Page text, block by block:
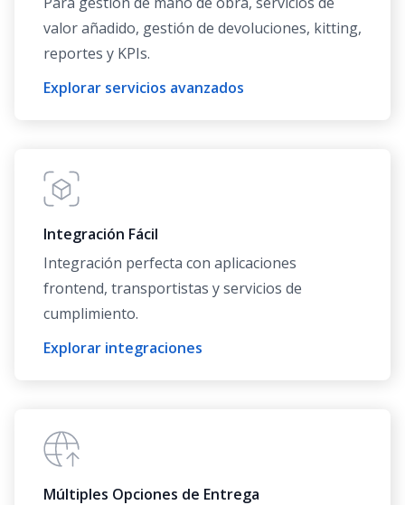
valor añadido, gestión de devoluciones, kitting,
reportes y KPIs.
Explorar servicios avanzados
Integración Fácil
Integración perfecta con aplicaciones
frontend, transportistas y servicios de
cumplimiento.
Explorar integraciones
Múltiples Opciones de Entrega